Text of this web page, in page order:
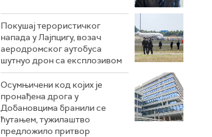
Покушај терористичког
напада у Лајпцигу, возач
аеродромског аутобуса
шутнуо дрон са експлозивом
Осумњичени код којих је
пронађена дрога у
Добановцима бранили се
ћутањем, тужилаштво
предложило притвор